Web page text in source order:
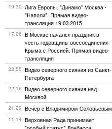
19:30 Лига Европы. "Динамо" Москва -
"Наполи". Прямая видео-
трансляция 19.03.2015
17:06 В Москве начался праздник в
честь годовщины воссоединения
Крыма с Россией. Прямая видео-
трансляция
22:55 Видео северного сияния из Санкт-
Петербурга
22:16 Видео северного сияния над
Москвой
21:29 Вечер с Владимиром Соловьевым
11:14 Верховная Рада принимает